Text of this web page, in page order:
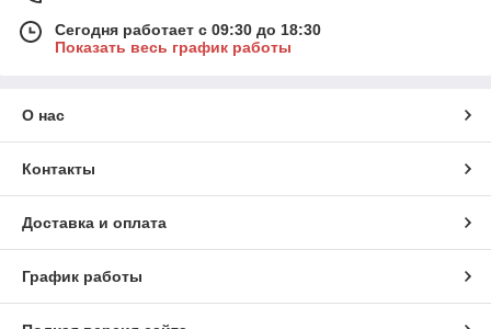
Сегодня работает с 09:30 до 18:30
Показать весь график работы
О нас
Контакты
Доставка и оплата
График работы